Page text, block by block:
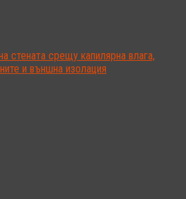
стената срещу капилярна влага,
и външна изолация